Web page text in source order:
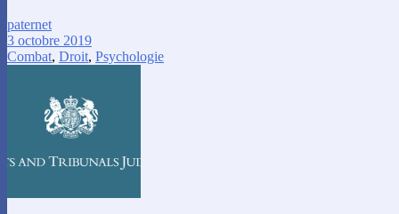
paternet
3 octobre 2019
Combat, Droit, Psychologie